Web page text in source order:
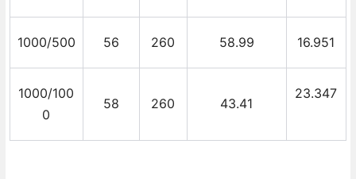
1000/500 56 260 58.99 16.951
1000/100
0
58 260 43.41
23.347